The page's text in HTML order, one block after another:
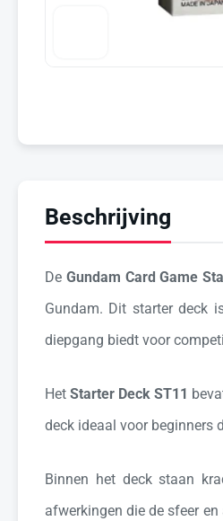
Beschrijving
De Gundam Card Game
Gundam. Dit starter deck
diepgang biedt voor
HetStarter Deck ST11
deck ideaal voor beginners
Binnen het deck staan
afwerkingen die de sfeer